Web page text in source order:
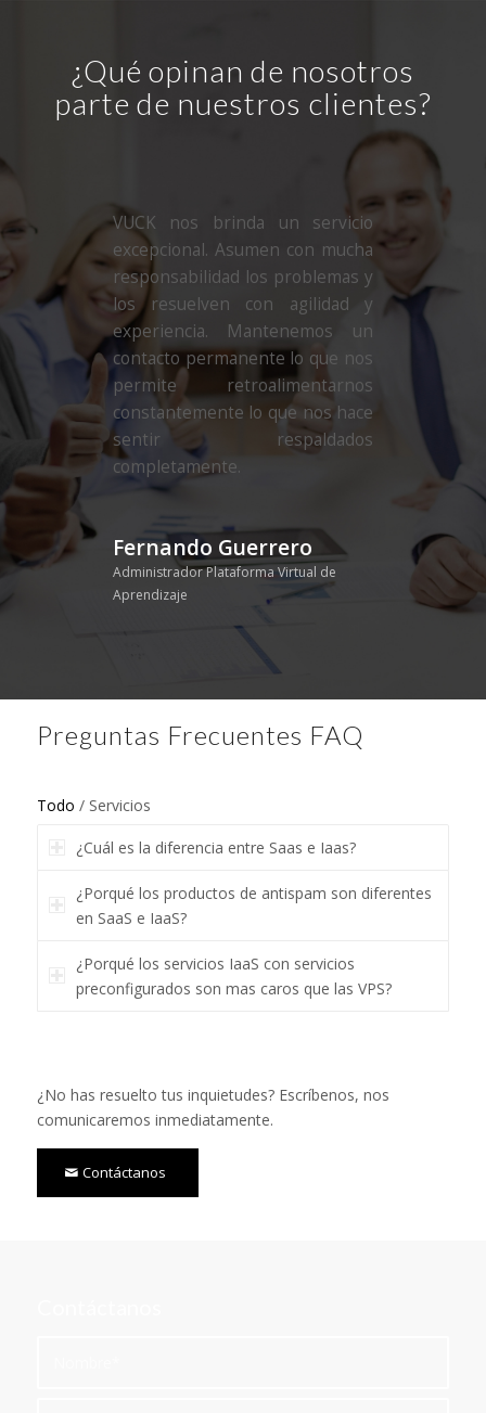
¿Qué opinan de nosotros
parte de nuestros clientes?
VUCK nos brinda un servicio
excepcional. Asumen con mucha
responsabilidad los problemas y
los resuelven con agilidad y
experiencia. Mantenemos un
contacto permanente lo que nos
permite retroalimentarnos
constantemente lo que nos hace
sentir respaldados
completamente.
Fernando Guerrero
Administrador Plataforma Virtual de
Aprendizaje
Preguntas Frecuentes FAQ
Todo / Servicios
¿Cuál es la diferencia entre Saas e Iaas?
¿Porqué los productos de antispam son diferentes
en SaaS e IaaS?
¿Porqué los servicios IaaS con servicios
preconfigurados son mas caros que las VPS?
¿No has resuelto tus inquietudes? Escríbenos, nos
comunicaremos inmediatamente.
Contáctanos